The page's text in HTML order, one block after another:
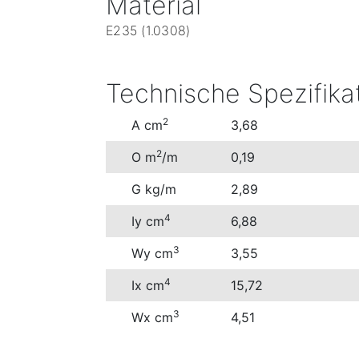
E235 (1.0308)
Technische
A cm2
3,68
O m2/m
0,19
G kg/m
2,89
Iy cm4
6,88
Wy cm3
3,55
Ix cm4
15,72
Wx cm3 4,51